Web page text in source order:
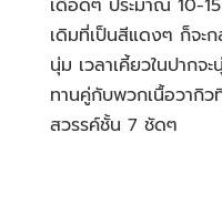
เดิมที่เป็นสีแดงๆ ก็จะ
นุ่ม เวลาเคี้ยวในปากจ
ทานคู่กับพวกเนื้อวากิว
สวรรค์ชั้น 7 ชัดๆ